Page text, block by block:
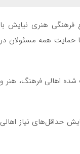
فرهنگی هنری نیایش با
حمایت همه مسئولان در
اهالی فرهنگ، هنر و
حداقل‌های نیاز اهالی